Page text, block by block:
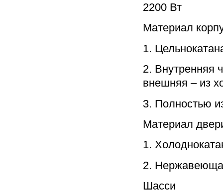
2200 Вт
Материал
1.
2. Внутренняя
внешняя – из
3. Полностью
Материал
1.
2.
Шасси